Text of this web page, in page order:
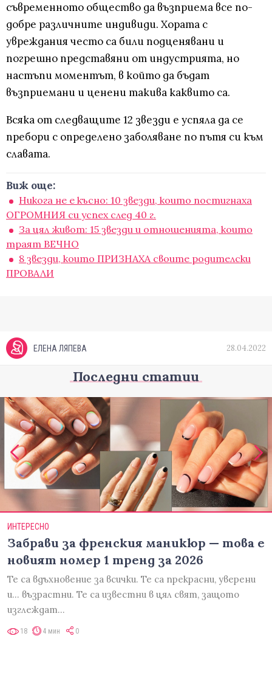
съвременното общество да възприема все по-
добре различните индивиди. Хората с
увреждания често са били подценявани и
погрешно представяни от индустрията, но
настъпи моментът, в който да бъдат
възприемани и ценени такива каквито са.
Всяка от следващите 12 звезди е успяла да се
пребори с определено заболяване по пътя си към
славата.
Виж още:
Никога не е късно: 10 звезди, които постигнаха
ОГРОМНИЯ си успех след 40 г.
За цял живот: 15 звезди и отношенията, които
траят ВЕЧНО
8 звезди, които ПРИЗНАХА своите родителски
ПРОВАЛИ
ЕЛЕНА ЛЯПЕВА 28.04.2022
Последни статии
ИНТЕРЕСНО
Забрави за френския маникюр — това е
новият номер 1 тренд за 2026
Те са вдъхновение за всички. Те са прекрасни, уверени
и... възрастни. Те са известни в цял свят, защото
изглеждат…
18 4 мин 0